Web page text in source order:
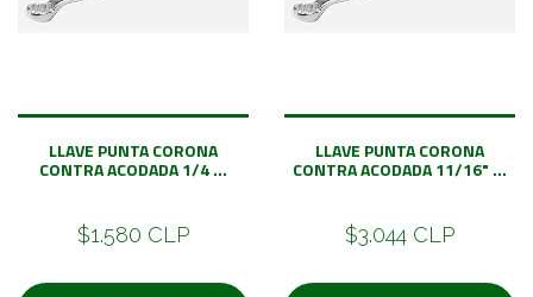
LLAVE PUNTA CORONA
CONTRA ACODADA 1/4 ...
$1.580 CLP
LLAVE PUNTA CORONA
CONTRA ACODADA 11/16" ...
$3.044 CLP